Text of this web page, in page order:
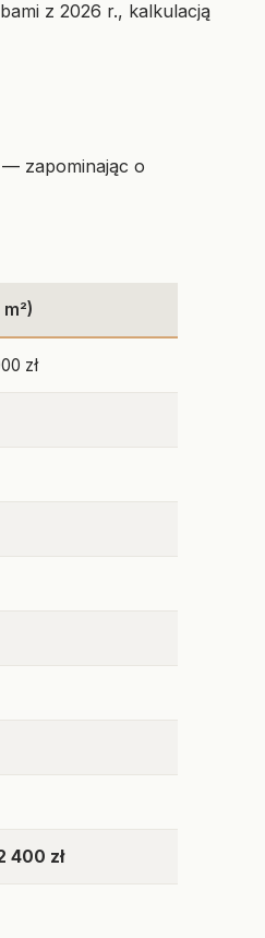
z 2026 r., kalkulacją
— zapominając o
zł
400 zł